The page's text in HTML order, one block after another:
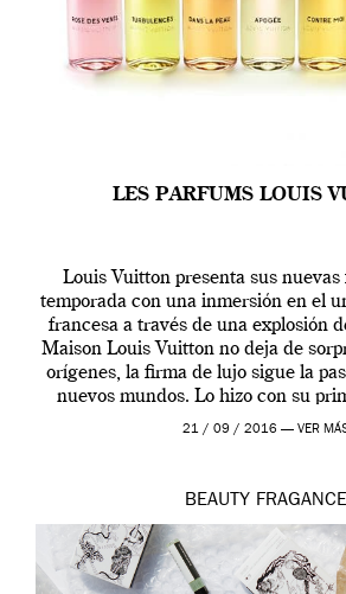
LES PARFUMS LOUIS
Louis Vuitton presenta sus nuevas
temporada con una inmersión en el
francesa a través de una explosión
Maison Louis Vuitton no deja de
orígenes, la firma de lujo sigue la
nuevos mundos. Lo hizo con su
viaje, el […]
21 / 09 / 2016 — VER
BEAUTY FRAGANCE